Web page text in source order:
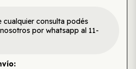
cualquier consulta podés
por whatsapp al 11-